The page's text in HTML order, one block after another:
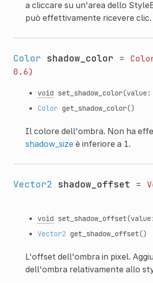
a cliccare su un'area dello
può effettivamente ricevere clic.
Color shadow_color =
0.6)
void set_shadow_color(value:
Color get_shadow_color()
Il colore dell'ombra. Non ha
shadow_sizeè inferiore a 1.
Vector2 shadow_offset =
void set_shadow_offset
Vector2 get_shadow_offset()
L'offset dell'ombra in pixel.
dell'ombra relativamente allo